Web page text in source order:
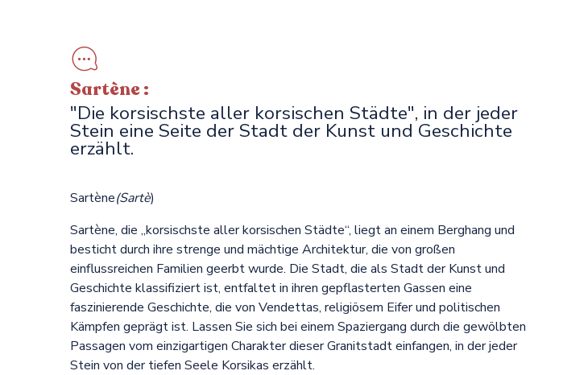
Sartène :
"Die korsischste aller korsischen Städte", in der jeder
Stein eine Seite der Stadt der Kunst und Geschichte
erzählt.
Sartène(Sartè)
Sartène, die „korsischste aller korsischen Städte“, liegt an einem Berghang und
besticht durch ihre strenge und mächtige Architektur, die von großen
einflussreichen Familien geerbt wurde. Die Stadt, die als Stadt der Kunst und
Geschichte klassifiziert ist, entfaltet in ihren gepflasterten Gassen eine
faszinierende Geschichte, die von Vendettas, religiösem Eifer und politischen
Kämpfen geprägt ist. Lassen Sie sich bei einem Spaziergang durch die gewölbten
Passagen vom einzigartigen Charakter dieser Granitstadt einfangen, in der jeder
Stein von der tiefen Seele Korsikas erzählt.